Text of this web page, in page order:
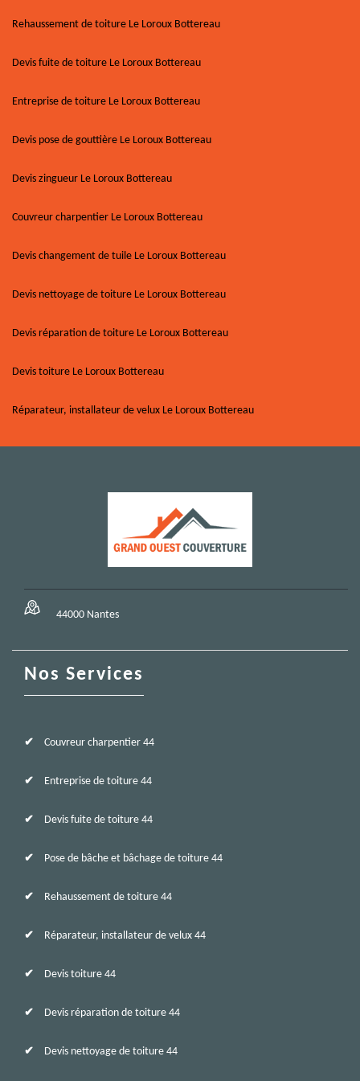
Rehaussement de toiture Le Loroux Bottereau
Devis fuite de toiture Le Loroux Bottereau
Entreprise de toiture Le Loroux Bottereau
Devis pose de gouttière Le Loroux Bottereau
Devis zingueur Le Loroux Bottereau
Couvreur charpentier Le Loroux Bottereau
Devis changement de tuile Le Loroux Bottereau
Devis nettoyage de toiture Le Loroux Bottereau
Devis réparation de toiture Le Loroux Bottereau
Devis toiture Le Loroux Bottereau
Réparateur, installateur de velux Le Loroux Bottereau
44000 Nantes
Nos Services
Couvreur charpentier 44
Entreprise de toiture 44
Devis fuite de toiture 44
Pose de bâche et bâchage de toiture 44
Rehaussement de toiture 44
Réparateur, installateur de velux 44
Devis toiture 44
Devis réparation de toiture 44
Devis nettoyage de toiture 44